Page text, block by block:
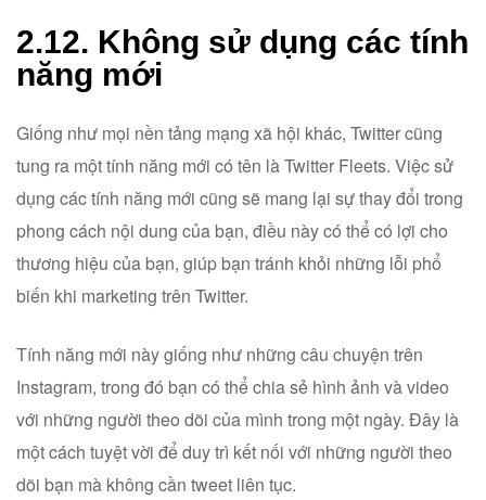
2.12. Không sử dụng các tính
năng mới
Giống như mọi nền tảng mạng xã hội khác, Twitter cũng
tung ra một tính năng mới có tên là Twitter Fleets. Việc sử
dụng các tính năng mới cũng sẽ mang lại sự thay đổi trong
phong cách nội dung của bạn, điều này có thể có lợi cho
thương hiệu của bạn, giúp bạn tránh khỏi những lỗi phổ
biến khi marketing trên Twitter.
Tính năng mới này giống như những câu chuyện trên
Instagram, trong đó bạn có thể chia sẻ hình ảnh và video
với những người theo dõi của mình trong một ngày. Đây là
một cách tuyệt vời để duy trì kết nối với những người theo
dõi bạn mà không cần tweet liên tục.